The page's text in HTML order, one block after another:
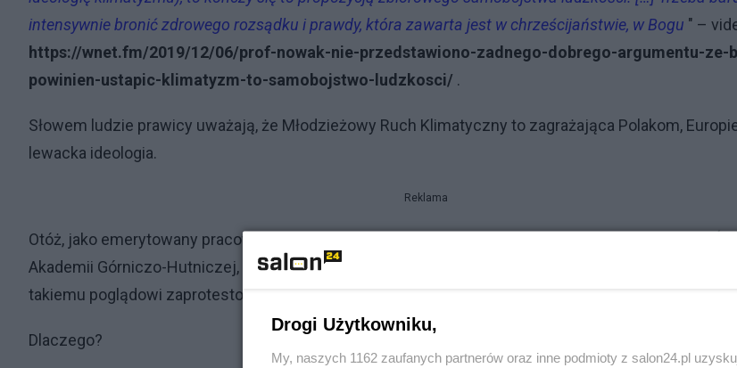
intensywnie bronić zdrowego rozsądku i prawdy, która zawarta jest w chrześcijaństwie, w Bogu " –
https://wnet.fm/2019/12/06/prof-nowak-nie-przedstawiono-zadnego-dobrego-argumentu-ze-
powinien-ustapic-klimatyzm-to-samobojstwo-ludzkosci/ .
Słowem ludzie prawicy uważają, że Młodzieżowy Ruch Klimatyczny to zagrażająca Polakom,
lewacka ideologia.
Reklama
Otóż, jako emerytowany pracownik naukowo-dydaktyczny Instytutu Geologii, Geofizyki i Ochrony
Akademii Górniczo-Hutniczej, z blisko czterdziestoletnim stażem, - chciałbym zdecydowanie
takiemu poglądowi zaprotestować.
Dlaczego?
Drogi Użytkowniku,
My, naszych 1162 zaufanych partnerów oraz inne podmioty z salon24.pl